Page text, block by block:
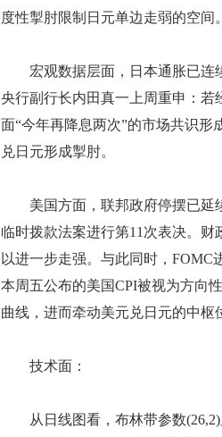
度性掣肘限制日元单边走弱的空间。
宏观数据层面，日本通胀已连续
央行副行长内田真一上周重申：
面“今年再降息两次”的市场共识形
兑日元形成掣肘。
美国方面，联邦政府停摆已延
临时拨款法案进行第11次表决。
以进一步走强。与此同时，FOMC
本周五公布的美国CPI被视为方向
曲线，进而牵动美元兑日元的中枢
技术面：
从日线图看，布林带参数(26,2)